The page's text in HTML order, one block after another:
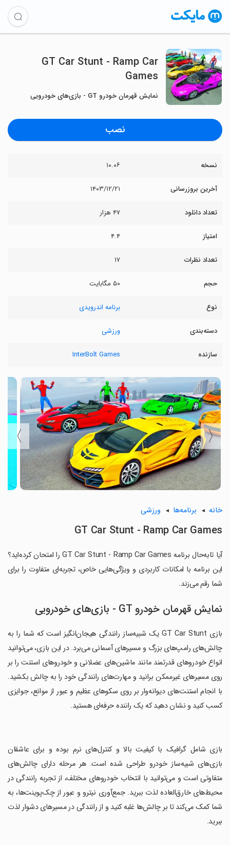
GT Car Stunt - Ramp Car
Games
نمایش قهرمان خودرو GT - بازی‌های خودرویی
نصب
نسخه ۱۰.۰۶
آخرین بروزرسانی ۱۴۰۳/۱۲/۲۱
تعداد دانلود ۴۷ هزار
امتیاز ۴.۴
تعداد نظرات ۱۷
حجم ۵۰ مگابایت
نوع برنامه اندرویدی
دسته‌بندی ورزشی
سازنده InterBolt Games
〈
〉
خانه برنامه‌ها ورزشی
GT Car Stunt - Ramp Car Games
آیا تابه‌حال برنامه GT Car Stunt - Ramp Car Games را امتحان کرده‌اید؟
این برنامه با امکانات کاربردی و ویژگی‌هایی خاص، تجربه‌ای متفاوت را برای
شما رقم می‌زند.
نمایش قهرمان خودرو GT - بازی‌های خودرویی
بازی GT Car Stunt یک شبیه‌ساز رانندگی هیجان‌انگیز است که شما را به
چالش‌های رامپ‌های بزرگ و مسیرهای آسمانی می‌برد. در این بازی، می‌توانید
انواع خودروهای قدرتمند مانند ماشین‌های عضلانی و خودروهای استنت را بر
روی مسیرهای غیرممکن برانید و مهارت‌های رانندگی خود را به چالش بکشید.
با انجام استنت‌های دیوانه‌وار بر روی سکوهای عظیم و عبور از موانع، جوایزی
کسب کنید و نشان دهید که یک راننده حرفه‌ای هستید.
‏بازی شامل گرافیک با کیفیت بالا و کنترل‌های نرم بوده و برای عاشقان
بازی‌های شبیه‌ساز خودرو طراحی شده است. هر مرحله دارای چالش‌های
متفاوتی است و می‌توانید با انتخاب خودروهای مختلف، از تجربه رانندگی در
محیط‌های خارق‌العاده لذت ببرید. جمع‌آوری نیترو و عبور از چک‌پوینت‌ها، به
شما کمک می‌کند تا بر چالش‌ها غلبه کنید و از رانندگی در مسیرهای دشوار لذت
ببرید.